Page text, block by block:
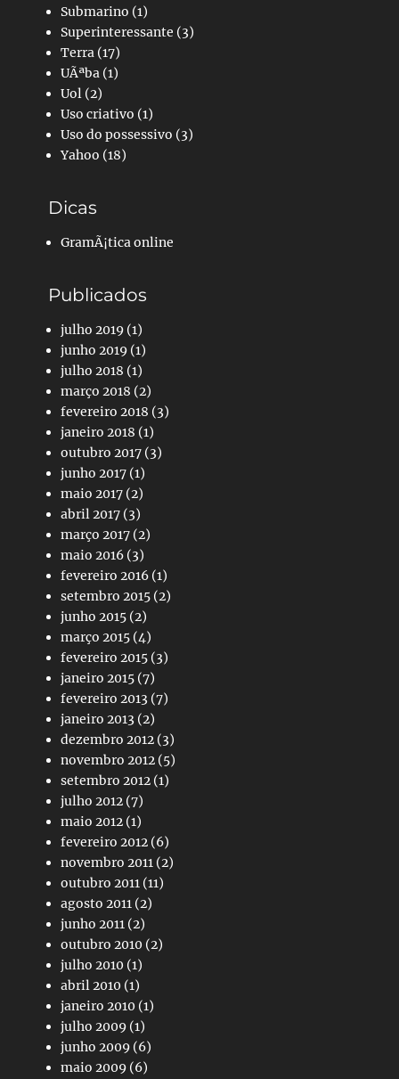
Submarino (1)
Superinteressante (3)
Terra (17)
UÃªba (1)
Uol (2)
Uso criativo (1)
Uso do possessivo (3)
Yahoo (18)
Dicas
GramÃ¡tica online
Publicados
julho 2019 (1)
junho 2019 (1)
julho 2018 (1)
março 2018 (2)
fevereiro 2018 (3)
janeiro 2018 (1)
outubro 2017 (3)
junho 2017 (1)
maio 2017 (2)
abril 2017 (3)
março 2017 (2)
maio 2016 (3)
fevereiro 2016 (1)
setembro 2015 (2)
junho 2015 (2)
março 2015 (4)
fevereiro 2015 (3)
janeiro 2015 (7)
fevereiro 2013 (7)
janeiro 2013 (2)
dezembro 2012 (3)
novembro 2012 (5)
setembro 2012 (1)
julho 2012 (7)
maio 2012 (1)
fevereiro 2012 (6)
novembro 2011 (2)
outubro 2011 (11)
agosto 2011 (2)
junho 2011 (2)
outubro 2010 (2)
julho 2010 (1)
abril 2010 (1)
janeiro 2010 (1)
julho 2009 (1)
junho 2009 (6)
maio 2009 (6)